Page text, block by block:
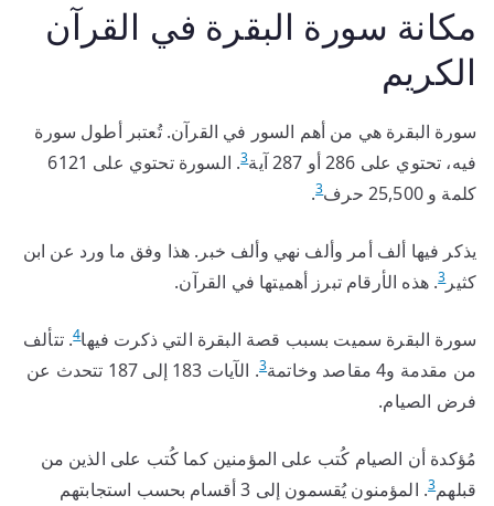
مكانة سورة البقرة في القرآن
الكريم
سورة البقرة هي من أهم السور في القرآن. تُعتبر أطول سورة
فيه، تحتوي على 286 أو 287 آية
3
. السورة تحتوي على 6121
كلمة و 25,500 حرف
3
.
يذكر فيها ألف أمر وألف نهي وألف خبر. هذا وفق ما ورد عن ابن
كثير3. هذه الأرقام تبرز أهميتها في القرآن.
سورة البقرة سميت بسبب قصة البقرة التي ذكرت فيها4. تتألف
من مقدمة و4 مقاصد وخاتمة
3
. الآيات 183 إلى 187 تتحدث عن
فرض الصيام.
مُؤكدة أن الصيام كُتب على المؤمنين كما كُتب على الذين من
قبلهم3
. المؤمنون يُقسمون إلى 3 أقسام بحسب استجابتهم